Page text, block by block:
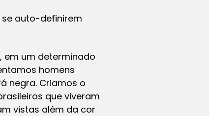
auto-definirem
em um determinado
homens
negra. Criamos o
que viveram
vistas além da cor